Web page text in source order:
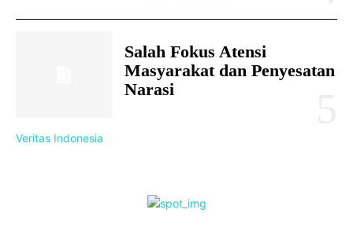
Salah Fokus Atensi
Masyarakat dan Penyesatan
Narasi
Veritas Indonesia